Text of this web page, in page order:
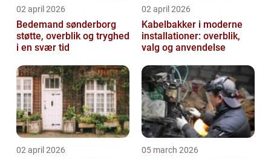
02 april 2026
Bedemand sønderborg
støtte, overblik og tryghed
i en svær tid
02 april 2026
Kabelbakker i moderne
installationer: overblik,
valg og anvendelse
02 april 2026 05 march 2026